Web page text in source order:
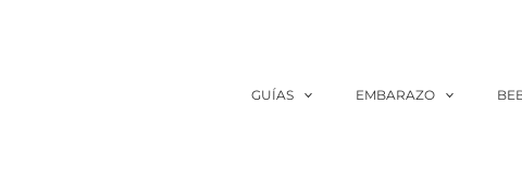
GUÍAS EMBARAZO